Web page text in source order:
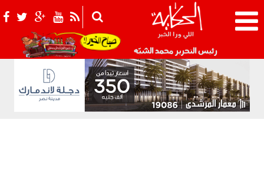
رئيس التحرير محمد الشبّه 021_2.png